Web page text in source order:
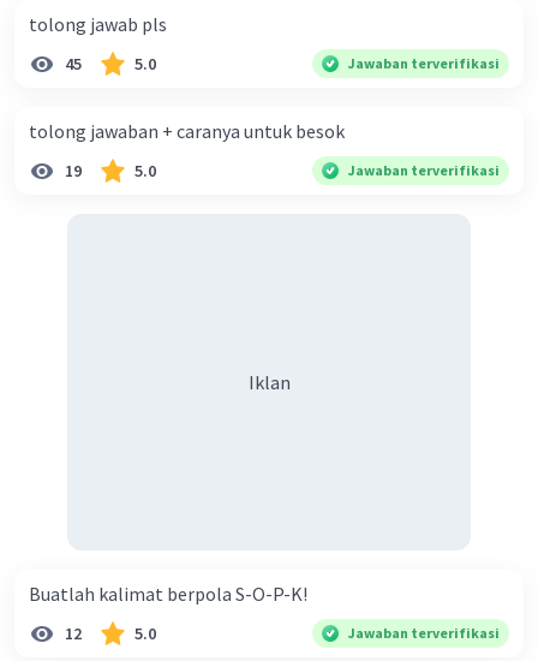
APBN bisa teratasi. Namun, kebijakan ini justru
terbebani dengan keputusan tersebut. Hal ini yang
Kesimpulan:
tolong jawab pls
45 5.0 Jawaban terverifikasi
tolong jawaban + caranya untuk besok
19 5.0 Jawaban terverifikasi
Iklan
Buatlah kalimat berpola S-O-P-K!
12 5.0 Jawaban terverifikasi